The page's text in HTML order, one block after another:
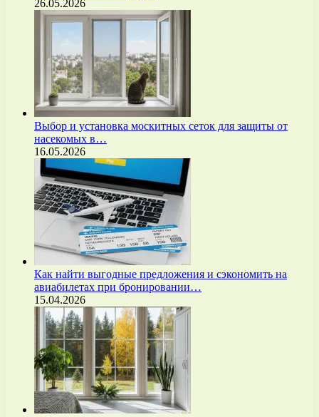
26.05.2026
Выбор и установка москитных сеток для защиты от
насекомых в…
16.05.2026
Как найти выгодные предложения и сэкономить на
авиабилетах при бронировании…
15.04.2026